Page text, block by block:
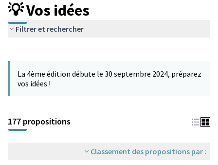
💡 Vos idées
Filtrer et rechercher
−
La 4ème édition débute le 30 septembre 2024, préparez
vos idées !
177 propositions
Classement des propositions par :